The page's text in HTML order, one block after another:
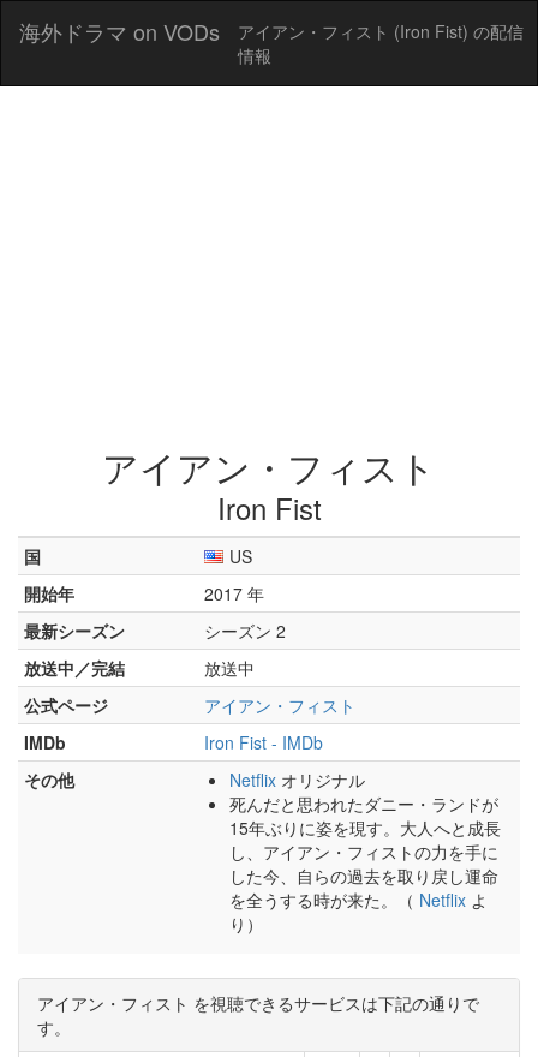
海外ドラマ on VODs
アイアン・フィスト (Iron Fist) の配信
情報
アイアン・フィスト
Iron Fist
国
US
開始年
2017 年
最新シーズン
シーズン 2
放送中／完結
放送中
公式ページ
アイアン・フィスト
IMDb
Iron Fist - IMDb
その他
Netflix オリジナル
死んだと思われたダニー・ランドが
15年ぶりに姿を現す。大人へと成長
し、アイアン・フィストの力を手に
した今、自らの過去を取り戻し運命
を全うする時が来た。（ Netflix よ
り）
アイアン・フィスト を視聴できるサービスは下記の通りで
す。